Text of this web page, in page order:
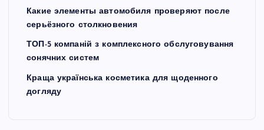
Какие элементы автомобиля проверяют после
серьёзного столкновения
ТОП-5 компаній з комплексного обслуговування
сонячних систем
Краща українська косметика для щоденного
догляду